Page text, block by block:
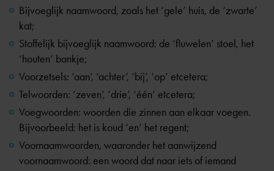
Bijvoeglijk naamwoord, zoals het ‘gele’ huis, de ‘zwarte’
kat;
Stoffelijk bijvoeglijk naamwoord: de ‘fluwelen’ stoel, het
‘houten’ bankje;
Voorzetsels: ‘aan’, ‘achter’, ‘bij’, ‘op’ etcetera;
Telwoorden: ‘zeven’, ‘drie’, ‘één’ etcetera;
Voegwoorden: woorden die zinnen aan elkaar voegen.
Bijvoorbeeld: het is koud ‘en’ het regent;
Voornaamwoorden, waaronder het aanwijzend
voornaamwoord: een woord dat naar iets of iemand